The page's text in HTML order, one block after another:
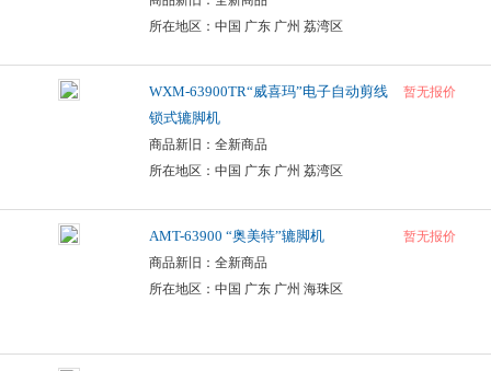
所在地区：中国 广东 广州 荔湾区
WXM-63900TR“威喜玛”电子自动剪线
锁式辘脚机
商品新旧：全新商品
所在地区：中国 广东 广州 荔湾区
暂无报价
AMT-63900 “奥美特”辘脚机
商品新旧：全新商品
所在地区：中国 广东 广州 海珠区
暂无报价